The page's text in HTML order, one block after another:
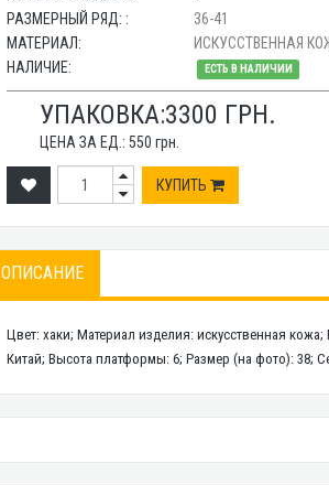
РАЗМЕРНЫЙ РЯД: :
36-41
МАТЕРИАЛ:
ИСКУССТВЕННАЯ
НАЛИЧИЕ:
ЕСТЬ В НАЛИЧИИ
УПАКОВКА:3300 ГРН.
ЦЕНА ЗА ЕД.:550 грн.
КУПИТЬ
ОПИСАНИЕ
Цвет: хаки; Материал изделия: искусственная
Китай; Высота платформы: 6; Размер (на фото): 38;